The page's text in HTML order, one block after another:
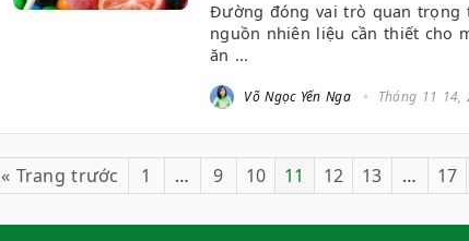
Đường đóng vai trò quan trọng
nguồn nhiên liệu cần thiết cho
ăn ...
Võ Ngọc Yến Nga Tháng 11 14,
« Trang trước 1 … 9 10 11 12 13 … 17